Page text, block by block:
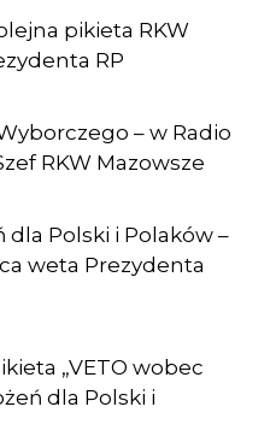
pikieta RKW
RP
– w Radio
RKW Mazowsze
Polski i Polaków –
weta Prezydenta
„VETO wobec
dla Polski i